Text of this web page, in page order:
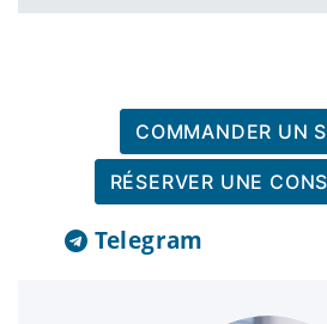
COMMANDER UN
RÉSERVER UNE
Telegram